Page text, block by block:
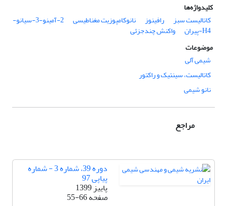
کلیدواژه‌ها
کاتالیست سبز
رافینوز نانوکامپوزیت مغناطیسی 2-آمینو-3-سیانو-
H4-پیران
واکنش چندجزئی
موضوعات
شیمی آلی
کاتالیست، سینتیک و راکتور
نانو شیمی
مراجع
دوره 39، شماره 3 - شماره
پیاپی 97
پاییز 1399
صفحه55-66